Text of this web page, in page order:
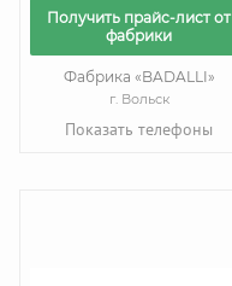
Получить прайс-лист от
фабрики
Фабрика «BADALLI»
г. Вольск
Показать телефоны